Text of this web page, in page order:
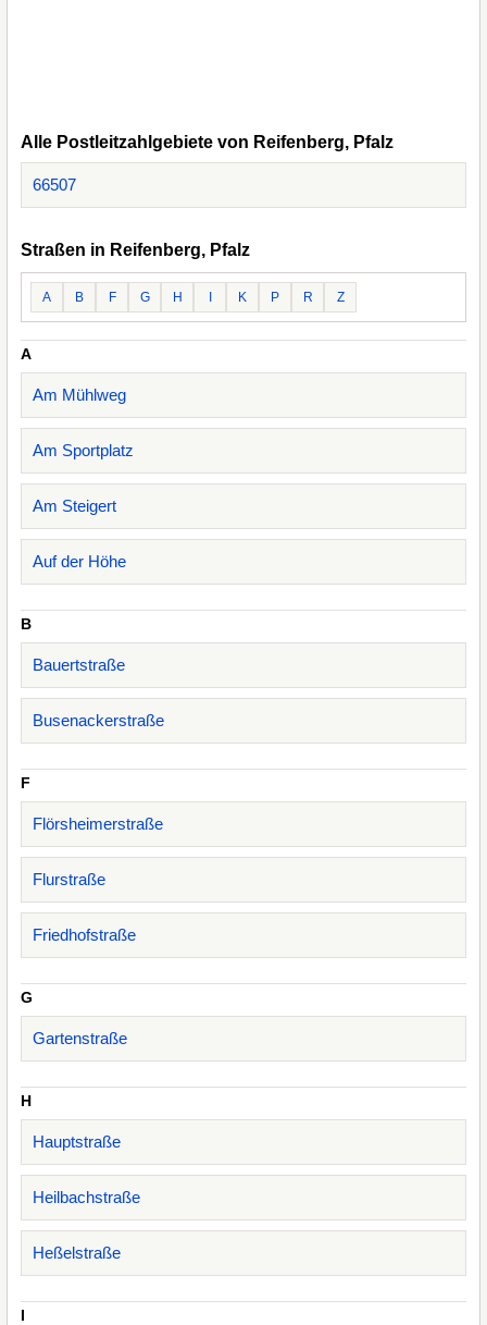
Alle Postleitzahlgebiete von Reifenberg, Pfalz
66507
Straßen in Reifenberg, Pfalz
A B F G H K P R Z
A
Am Mühlweg
Am Sportplatz
Am Steigert
Auf der Höhe
B
Bauertstraße
Busenackerstraße
F
Flörsheimerstraße
Flurstraße
Friedhofstraße
G
Gartenstraße
H
Hauptstraße
Heilbachstraße
Heßelstraße
I